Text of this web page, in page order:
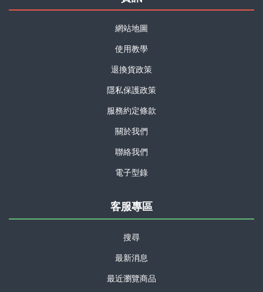
網站地圖
使用教學
退換貨政策
隱私保護政策
服務約定條款
關於我們
聯絡我們
電子型錄
客服專區
搜尋
最新消息
最近瀏覽商品